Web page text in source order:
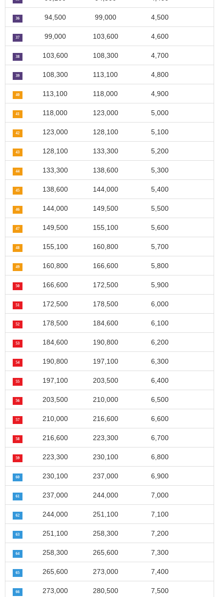
36 94,500 99,000 4,500
37 99,000 103,600 4,600
38 103,600 108,300 4,700
39 108,300 113,100 4,800
40 113,100 118,000 4,900
41 118,000 123,000 5,000
42 123,000 128,100 5,100
43 128,100 133,300 5,200
44 133,300 138,600 5,300
45 138,600 144,000 5,400
46 144,000 149,500 5,500
47 149,500 155,100 5,600
48 155,100 160,800 5,700
49 160,800 166,600 5,800
50 166,600 172,500 5,900
51 172,500 178,500 6,000
52 178,500 184,600 6,100
53 184,600 190,800 6,200
54 190,800 197,100 6,300
55 197,100 203,500 6,400
56 203,500 210,000 6,500
57 210,000 216,600 6,600
58 216,600 223,300 6,700
59 223,300 230,100 6,800
60 230,100 237,000 6,900
61 237,000 244,000 7,000
62 244,000 251,100 7,100
63 251,100 258,300 7,200
64 258,300 265,600 7,300
65 265,600 273,000 7,400
66 273,000 280,500 7,500